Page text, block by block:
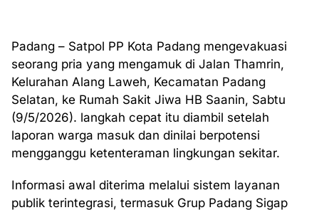
Padang – Satpol PP Kota Padang mengevakuasi
seorang pria yang mengamuk di Jalan Thamrin,
Kelurahan Alang Laweh, Kecamatan Padang
Selatan, ke Rumah Sakit Jiwa HB Saanin, Sabtu
(9/5/2026). langkah cepat itu diambil setelah
laporan warga masuk dan dinilai berpotensi
mengganggu ketenteraman lingkungan sekitar.
Informasi awal diterima melalui sistem layanan
publik terintegrasi, termasuk Grup Padang Sigap